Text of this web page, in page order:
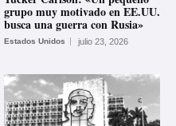
grupo muy motivado en EE.UU.
busca una guerra con Rusia»
Estados Unidos julio 23, 2026